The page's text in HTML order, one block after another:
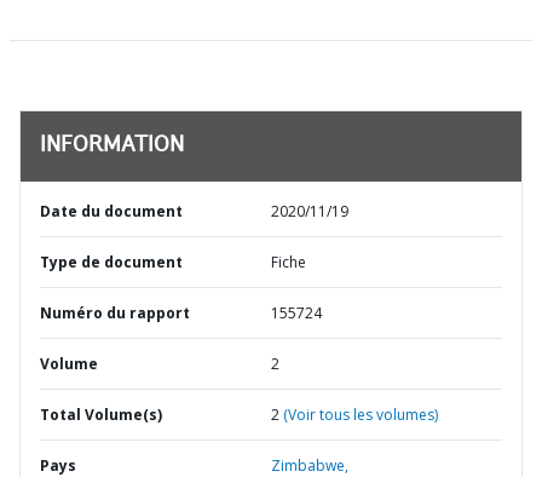
INFORMATION
Date du document 2020/11/19
Type de document Fiche
Numéro du rapport 155724
Volume 2
Total Volume(s) 2 (Voir tous les volumes)
Pays Zimbabwe,